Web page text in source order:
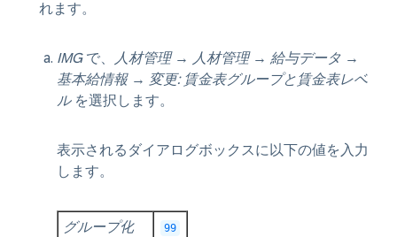
れます。
IMGで、 人材管理→ 人材管理→ 給与データ →
基本給情報→ 変更: 賃金表グループと賃金表レベ
ルを選択します。
表示されるダイアログボックスに以下の値を入力
します。
グループ化 99